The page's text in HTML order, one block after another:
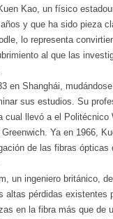
Kao, un físico
y que ha sido pieza
lo representa
al que las
en Shanghái,
sus estudios. Su
cual llevó a el Politécnico
Ya en 1966,
de las fibras ópticas
un ingeniero británico,
altas pérdidas existentes
en la fibra más que de